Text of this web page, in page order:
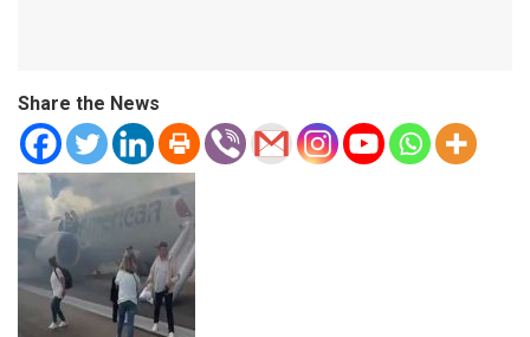
Share the News